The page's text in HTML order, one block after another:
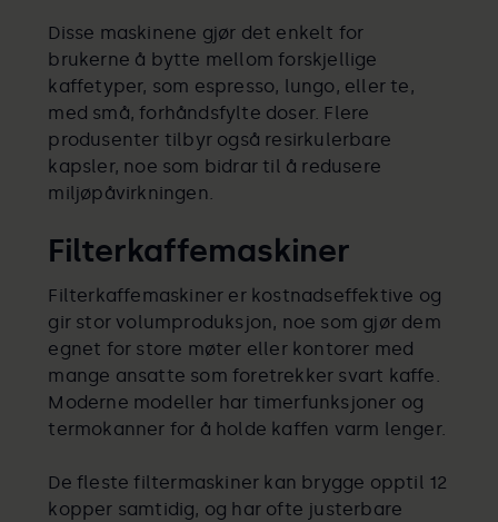
Disse maskinene gjør det enkelt for
brukerne å bytte mellom forskjellige
kaffetyper, som espresso, lungo, eller te,
med små, forhåndsfylte doser. Flere
produsenter tilbyr også resirkulerbare
kapsler, noe som bidrar til å redusere
miljøpåvirkningen.
Filterkaffemaskiner
Filterkaffemaskiner er kostnadseffektive og
gir stor volumproduksjon, noe som gjør dem
egnet for store møter eller kontorer med
mange ansatte som foretrekker svart kaffe.
Moderne modeller har timerfunksjoner og
termokanner for å holde kaffen varm lenger.
De fleste filtermaskiner kan brygge opptil 12
kopper samtidig, og har ofte justerbare